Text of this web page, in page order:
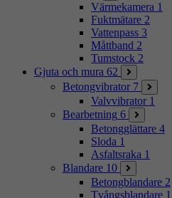
Värmekamera 1
Fuktmätare 2
Vattenpass 3
Måttband 2
Tumstock 2
Gjuta och mura 62
Betongvibrator 7
Valvvibrator 1
Bearbetning 6
Betongglättare 4
Sloda 1
Asfaltsraka 1
Blandare 10
Betongblandare 2
Tvångsblandare 1